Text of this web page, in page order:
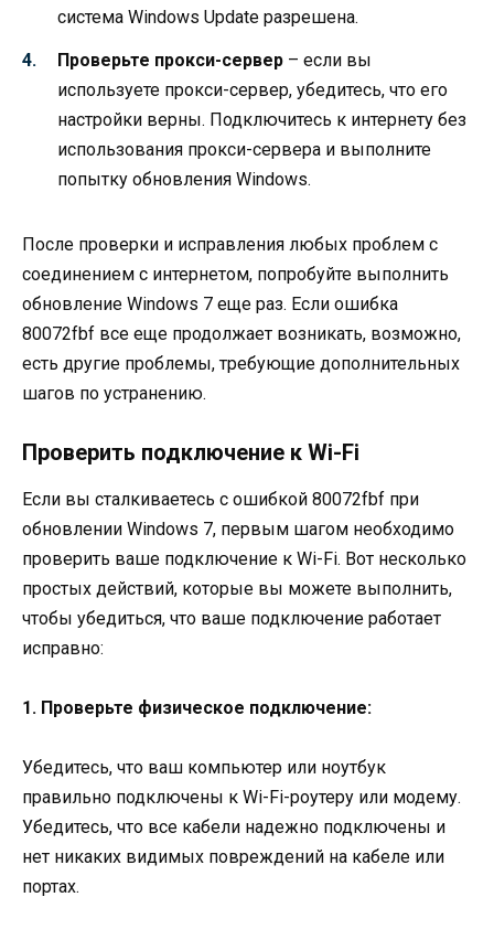
система Windows Update разрешена.
Проверьте прокси-сервер – если вы
используете прокси-сервер, убедитесь, что его
настройки верны. Подключитесь к интернету без
использования прокси-сервера и выполните
попытку обновления Windows.
После проверки и исправления любых проблем с
соединением с интернетом, попробуйте выполнить
обновление Windows 7 еще раз. Если ошибка
80072fbf все еще продолжает возникать, возможно,
есть другие проблемы, требующие дополнительных
шагов по устранению.
Проверить подключение к Wi-Fi
Если вы сталкиваетесь с ошибкой 80072fbf при
обновлении Windows 7, первым шагом необходимо
проверить ваше подключение к Wi-Fi. Вот несколько
простых действий, которые вы можете выполнить,
чтобы убедиться, что ваше подключение работает
исправно:
1. Проверьте физическое подключение:
Убедитесь, что ваш компьютер или ноутбук
правильно подключены к Wi-Fi-роутеру или модему.
Убедитесь, что все кабели надежно подключены и
нет никаких видимых повреждений на кабеле или
портах.